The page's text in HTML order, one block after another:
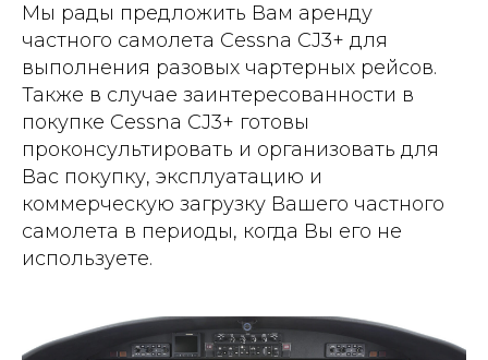
Мы рады предложить Вам аренду
частного самолета Cessna CJ3+ для
выполнения разовых чартерных рейсов.
Также в случае заинтересованности в
покупке Cessna CJ3+ готовы
проконсультировать и организовать для
Вас покупку, эксплуатацию и
коммерческую загрузку Вашего частного
самолета в периоды, когда Вы его не
используете.